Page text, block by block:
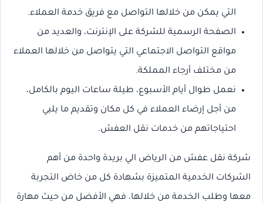
التي يمكن من خلالها التواصل مع فريق خدمة العملاء.
الصفحة الرسمية للشركة على الإنترنت، والعديد من
مواقع التواصل الاجتماعي التي يتواصل من خلالها العملاء
من مختلف أرجاء المملكة.
نعمل طوال أيام الأسبوع، طيلة ساعات اليوم بالكامل،
من أجل إرضاء العملاء في كل مكان وتقديم ما يلبي
احتياجاتهم من خدمات نقل العفش.
شركة نقل عفش من الرياض الي بريدة واحدة من أهم
الشركات الخدمية المتميزة بشهادة كل من خاض التجربة
معها وطلب الخدمة من خلالها، فهي الأفضل من حيث مهارة